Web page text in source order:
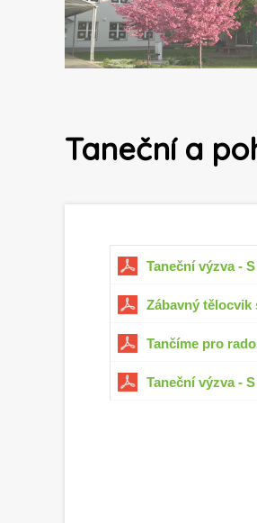
Taneční a
Taneční výzva -
Zábavný tělocvik
Tančíme pro
Taneční výzva -